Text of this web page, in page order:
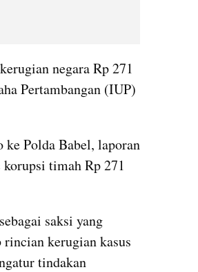
negara Rp 271
Pertambangan (IUP)
Polda Babel, laporan
timah Rp 271
saksi yang
kerugian kasus
tindakan